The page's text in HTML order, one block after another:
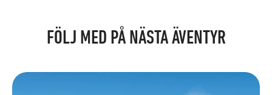
FÖLJ MED PÅ NÄSTA ÄVENTYR